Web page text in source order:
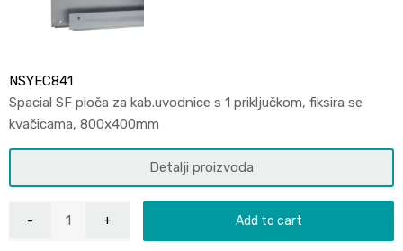
NSYEC841
Spacial SF ploča za kab.uvodnice s 1 priključkom, fiksira se
kvačicama, 800x400mm
Detalji proizvoda
Add to cart